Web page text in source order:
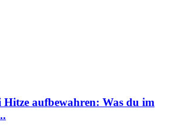
Hitze aufbewahren: Was du im